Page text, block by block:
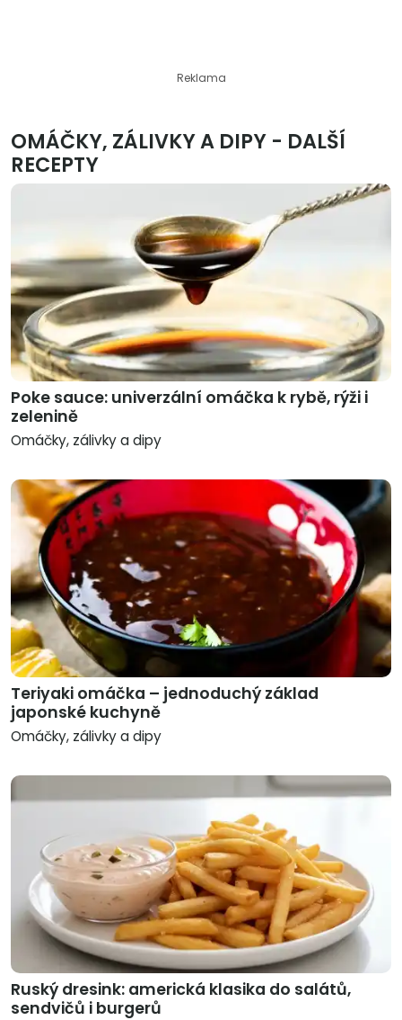
Reklama
OMÁČKY, ZÁLIVKY A DIPY - DALŠÍ
RECEPTY
Poke sauce: univerzální omáčka k rybě, rýži i
zelenině
Omáčky, zálivky a dipy
Teriyaki omáčka – jednoduchý základ
japonské kuchyně
Omáčky, zálivky a dipy
Ruský dresink: americká klasika do salátů,
sendvičů i burgerů